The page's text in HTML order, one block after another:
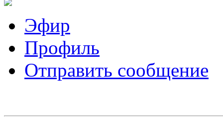
Эфир
Профиль
Отправить сообщение